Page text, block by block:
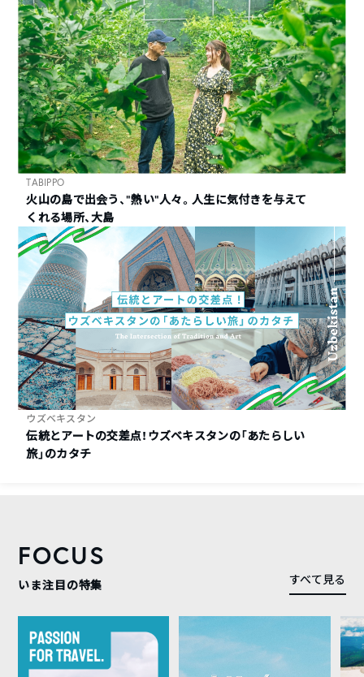
TABIPPO
火山の島で出会う、“熱い“人々。人生に気付きを与えて
くれる場所、大島
ウズベキスタン
伝統とアートの交差点！ウズベキスタンの「あたらしい
旅」のカタチ
FOCUS
いま注目の特集 すべて見る